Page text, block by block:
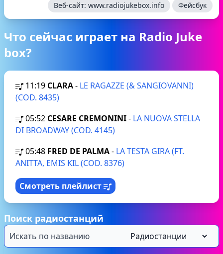
Веб-сайт: www.radiojukebox.info Фейсбук
Что сейчас играет на Radio Juke
box?
11:19 CLARA- LE RAGAZZE (& SANGIOVANNI)
(COD. 8435)
05:52 CESARE CREMONINI- LA NUOVA STELLA
DI BROADWAY (COD. 4145)
05:48 FRED DE PALMA- LA TESTA GIRA (FT.
ANITTA, EMIS KIL (COD. 8376)
Смотреть плейлист
Поиск радиостанций